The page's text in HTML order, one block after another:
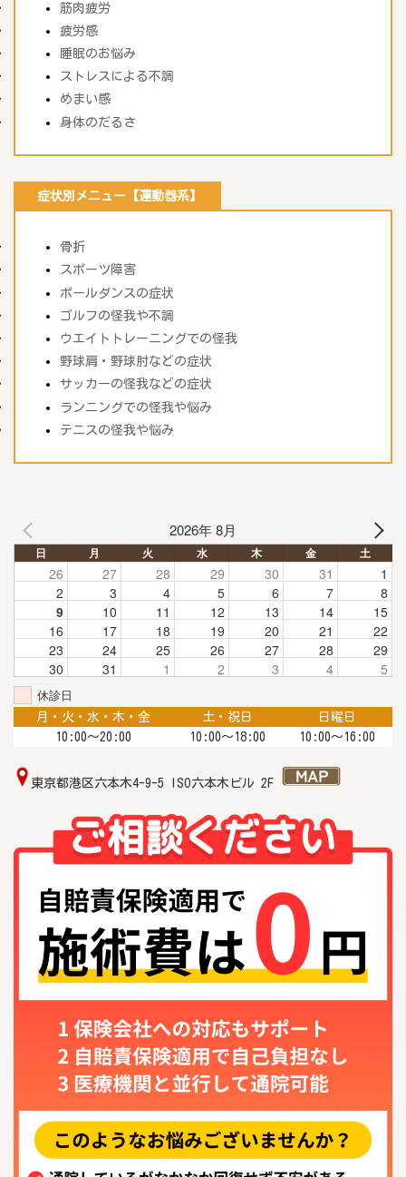
筋肉疲労
疲労感
睡眠のお悩み
ストレスによる不調
めまい感
身体のだるさ
症状別メニュー【運動器系】
骨折
スポーツ障害
ポールダンスの症状
ゴルフの怪我や不調
ウエイトトレーニングでの怪我
野球肩・野球肘などの症状
サッカーの怪我などの症状
ランニングでの怪我や悩み
テニスの怪我や悩み
2026年 8月
日 月 火 水 木 金 土
26 27 28 29 30 31
1
2
3 4 5 6 7
8
9
10 11 12 13 14
15
16
17 18 19 20 21
22
23
24 25 26 27 28
29
30
31 1 2 3 4 5
休診日
月・火・水・木・金 土・祝日
日曜日
10:00〜20:00
10:00〜18:00 10:00～16:00
東京都港区六本木4-9-5 ISO六本木ビル 2F